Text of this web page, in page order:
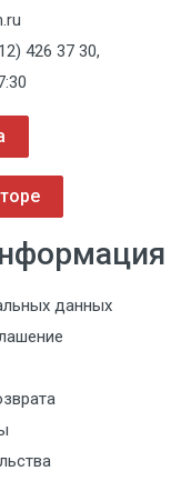
426 37 30,
данных